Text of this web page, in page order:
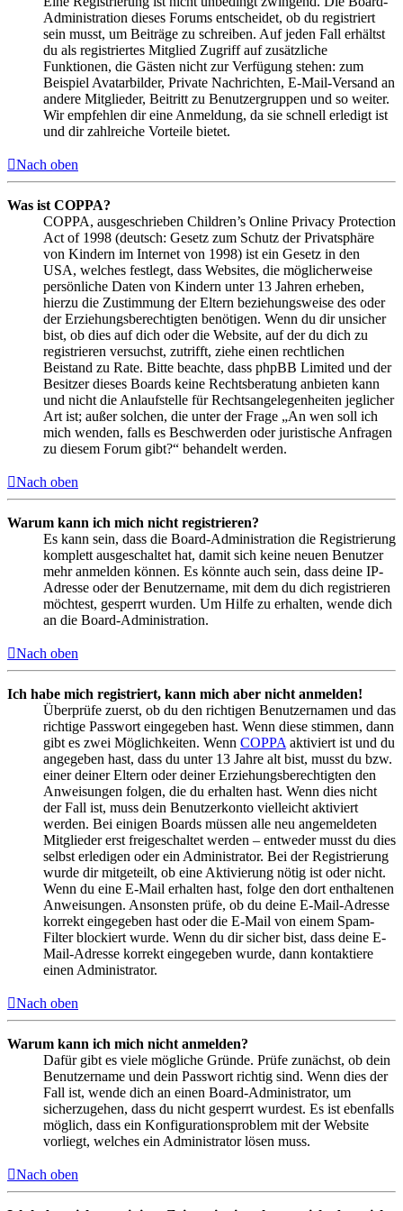
Administration dieses Forums entscheidet, ob du registriert
sein musst, um Beiträge zu schreiben. Auf jeden Fall erhältst
du als registriertes Mitglied Zugriff auf zusätzliche
Funktionen, die Gästen nicht zur Verfügung stehen: zum
Beispiel Avatarbilder, Private Nachrichten, E-Mail-Versand an
andere Mitglieder, Beitritt zu Benutzergruppen und so weiter.
Wir empfehlen dir eine Anmeldung, da sie schnell erledigt ist
und dir zahlreiche Vorteile bietet.
Nach oben
Was ist COPPA?
COPPA, ausgeschrieben Children’s Online Privacy Protection
Act of 1998 (deutsch: Gesetz zum Schutz der Privatsphäre
von Kindern im Internet von 1998) ist ein Gesetz in den
USA, welches festlegt, dass Websites, die möglicherweise
persönliche Daten von Kindern unter 13 Jahren erheben,
hierzu die Zustimmung der Eltern beziehungsweise des oder
der Erziehungsberechtigten benötigen. Wenn du dir unsicher
bist, ob dies auf dich oder die Website, auf der du dich zu
registrieren versuchst, zutrifft, ziehe einen rechtlichen
Beistand zu Rate. Bitte beachte, dass phpBB Limited und der
Besitzer dieses Boards keine Rechtsberatung anbieten kann
und nicht die Anlaufstelle für Rechtsangelegenheiten jeglicher
Art ist; außer solchen, die unter der Frage „An wen soll ich
mich wenden, falls es Beschwerden oder juristische Anfragen
zu diesem Forum gibt?“ behandelt werden.
Nach oben
Warum kann ich mich nicht registrieren?
Es kann sein, dass die Board-Administration die Registrierung
komplett ausgeschaltet hat, damit sich keine neuen Benutzer
mehr anmelden können. Es könnte auch sein, dass deine IP-
Adresse oder der Benutzername, mit dem du dich registrieren
möchtest, gesperrt wurden. Um Hilfe zu erhalten, wende dich
an die Board-Administration.
Nach oben
Ich habe mich registriert, kann mich aber nicht anmelden!
Überprüfe zuerst, ob du den richtigen Benutzernamen und das
richtige Passwort eingegeben hast. Wenn diese stimmen, dann
gibt es zwei Möglichkeiten. Wenn COPPA aktiviert ist und du
angegeben hast, dass du unter 13 Jahre alt bist, musst du bzw.
einer deiner Eltern oder deiner Erziehungsberechtigten den
Anweisungen folgen, die du erhalten hast. Wenn dies nicht
der Fall ist, muss dein Benutzerkonto vielleicht aktiviert
werden. Bei einigen Boards müssen alle neu angemeldeten
Mitglieder erst freigeschaltet werden – entweder musst du dies
selbst erledigen oder ein Administrator. Bei der Registrierung
wurde dir mitgeteilt, ob eine Aktivierung nötig ist oder nicht.
Wenn du eine E-Mail erhalten hast, folge den dort enthaltenen
Anweisungen. Ansonsten prüfe, ob du deine E-Mail-Adresse
korrekt eingegeben hast oder die E-Mail von einem Spam-
Filter blockiert wurde. Wenn du dir sicher bist, dass deine E-
Mail-Adresse korrekt eingegeben wurde, dann kontaktiere
einen Administrator.
Nach oben
Warum kann ich mich nicht anmelden?
Dafür gibt es viele mögliche Gründe. Prüfe zunächst, ob dein
Benutzername und dein Passwort richtig sind. Wenn dies der
Fall ist, wende dich an einen Board-Administrator, um
sicherzugehen, dass du nicht gesperrt wurdest. Es ist ebenfalls
möglich, dass ein Konfigurationsproblem mit der Website
vorliegt, welches ein Administrator lösen muss.
Nach oben